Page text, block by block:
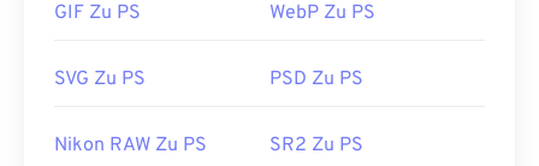
GIF Zu PS WebP Zu PS
SVG Zu PS PSD Zu PS
Nikon RAW Zu PS SR2 Zu PS